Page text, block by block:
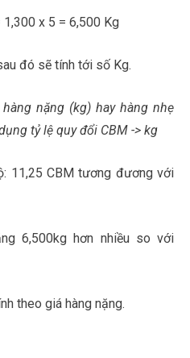
x 5 = 6,500 Kg
đó sẽ tính tới số Kg.
nặng (kg) hay hàng nhẹ
tỷ lệ quy đổi CBM -> kg
11,25 CBM tương đương với
6,500kg hơn nhiều so với
theo giá hàng nặng.